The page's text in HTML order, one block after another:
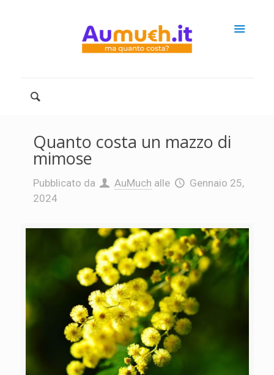
Quanto costa un mazzo di
mimose
Pubblicato da AuMuch alle
Gennaio 25,
2024